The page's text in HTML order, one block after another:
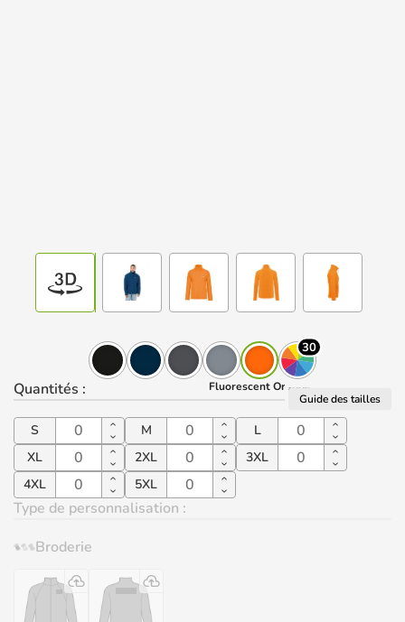
Fluorescent Orange
30
Quantités : Guide des tailles
S M
L
XL
2XL
3XL
4XL
5XL
Type de personnalisation :
Broderie